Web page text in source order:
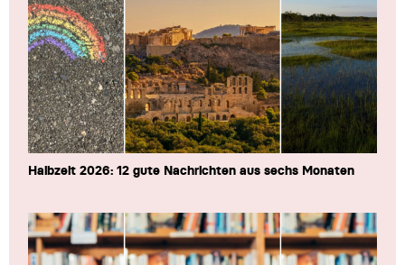
Halbzeit 2026: 12 gute Nachrichten aus sechs Monaten